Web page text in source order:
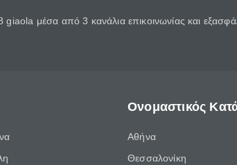
μέσα από 3 κανάλια επικοινωνίας και
Ονομαστικός
Αθήνα
Θεσσαλονίκη